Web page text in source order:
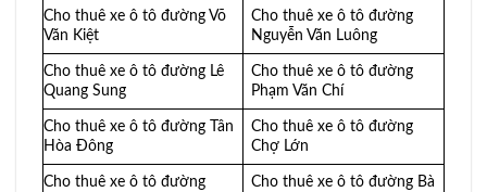
Cho thuê xe ô tô đường Võ
Văn Kiệt
Cho thuê xe ô tô đường
Nguyễn Văn Luông
Cho thuê xe ô tô đường Lê
Quang Sung
Cho thuê xe ô tô đường
Phạm Văn Chí
Cho thuê xe ô tô đường Tân
Hòa Đông
Cho thuê xe ô tô đường
Chợ Lớn
Cho thuê xe ô tô đường
Cho thuê xe ô tô đường Bà